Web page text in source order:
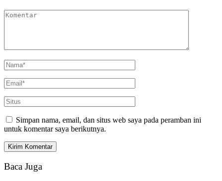
Simpan nama, email, dan situs web saya pada peramban ini
untuk komentar saya berikutnya.
Baca Juga